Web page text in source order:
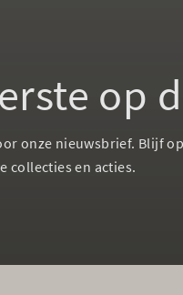
op
onze nieuwsbrief. Blijf
collecties en acties.